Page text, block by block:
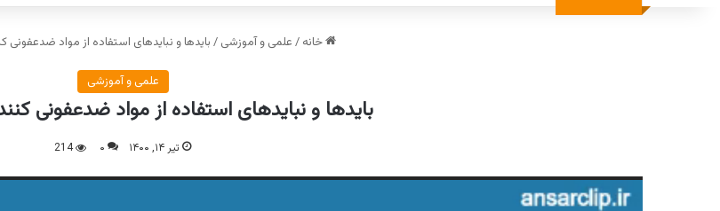
خانه / علمی و آموزشی / بایدها و نبایدهای استفاده از مواد ضدعفونی
علمی و آموزشی
بایدها و نبایدهای استفاده از مواد ضدعفونی
تیر ۱۴, ۱۴۰۰ ۰ 214
نمایشگر
ویدیو